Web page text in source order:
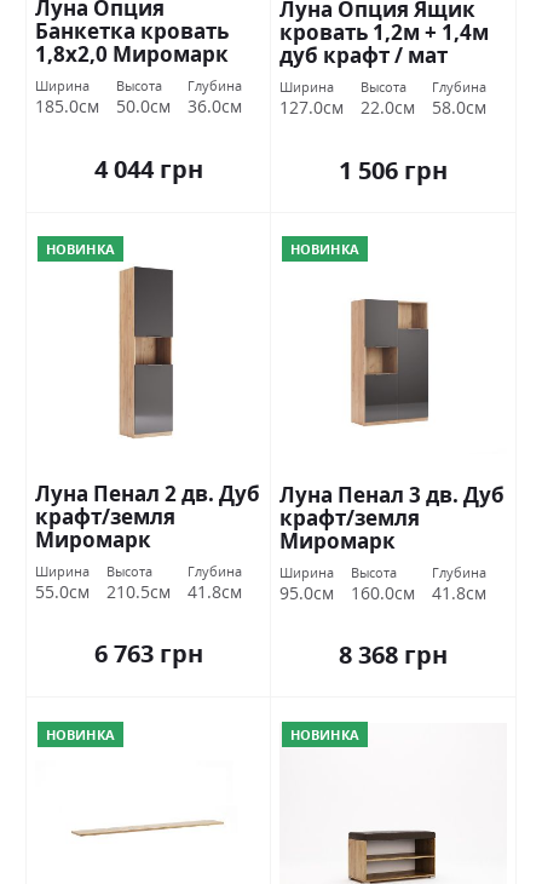
Луна Опция
Банкетка кровать
1,8х2,0 Миромарк
Ширина
185.0см
Высота
50.0см
Глубина
36.0см
4 044 грн
Луна Опция Ящик
кровать 1,2м + 1,4м
дуб крафт / мат
скамейка Миромарк
Ширина
127.0см
Высота
22.0см
Глубина
58.0см
1 506 грн
НОВИНКА
Луна Пенал 2 дв. Дуб
крафт/земля
Миромарк
Ширина
55.0см
Высота
210.5см
Глубина
41.8см
6 763 грн
НОВИНКА
Луна Пенал 3 дв. Дуб
крафт/земля
Миромарк
Ширина
95.0см
Высота
160.0см
Глубина
41.8см
8 368 грн
НОВИНКА НОВИНКА